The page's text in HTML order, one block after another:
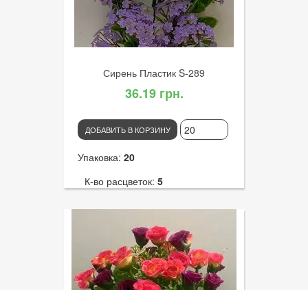
Сирень Пластик S-289
36.19 грн.
ДОБАВИТЬ В КОРЗИНУ
Упаковка: 20
К-во расцветок: 5
К-во голов:5
Артикул:3123
Диаметр цветка:6